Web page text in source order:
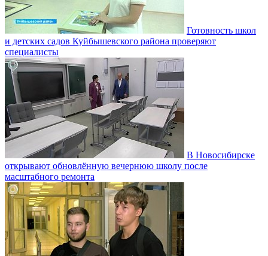
Готовность школ
и детских садов Куйбышевского района проверяют
специалисты
В Новосибирске
открывают обновлённую вечернюю школу после
масштабного ремонта